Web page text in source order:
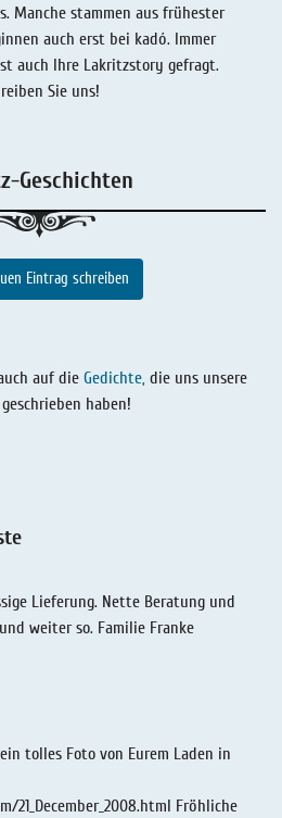
Dosen
Manche stammen aus frühester
auch erst bei kadó. Immer
auch Ihre Lakritzstory gefragt.
Sie uns!
Geschichten
Eintrag schreiben
auf die Gedichte, die uns unsere
haben!
Lieferung. Nette Beratung und
weiter so. Familie Franke
tolles Foto von Eurem Laden in
Fröhliche